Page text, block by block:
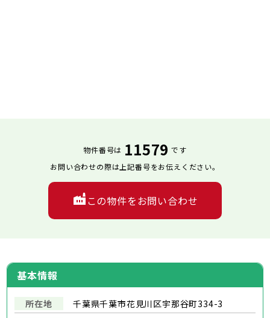
基本情報
所在地 千葉県千葉市花見川区宇那谷町334-3
物件番号は 11579 です
お問い合わせの際は上記番号をお伝えください。
この物件をお問い合わせ